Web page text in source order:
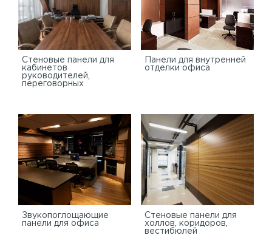
Стеновые панели для
кабинетов
руководителей,
переговорных
Панели для внутренней
отделки офиса
Звукопоглощающие
панели для офиса
Стеновые панели для
холлов, коридоров,
вестибюлей